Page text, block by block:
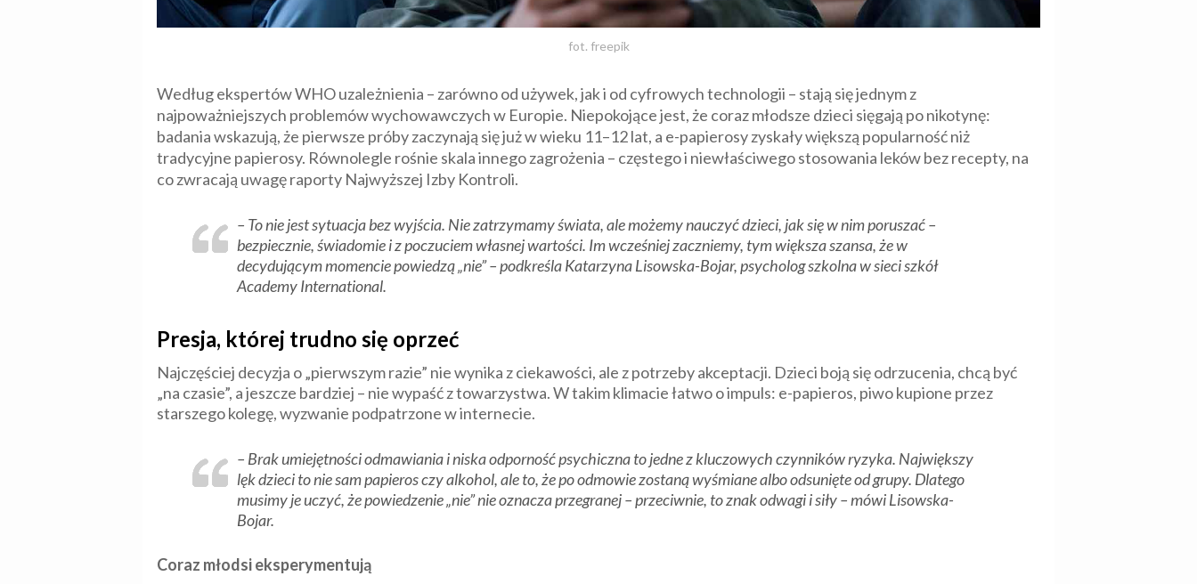
fot. freepik
Według ekspertów WHO uzależnienia – zarówno od używek, jak i od cyfrowych technologii – stają się jednym z
najpoważniejszych problemów wychowawczych w Europie. Niepokojące jest, że coraz młodsze dzieci sięgają po nikotynę:
badania wskazują, że pierwsze próby zaczynają się już w wieku 11–12 lat, a e-papierosy zyskały większą popularność niż
tradycyjne papierosy. Równolegle rośnie skala innego zagrożenia – częstego i niewłaściwego stosowania leków bez recepty, na
co zwracają uwagę raporty Najwyższej Izby Kontroli.
– To nie jest sytuacja bez wyjścia. Nie zatrzymamy świata, ale możemy nauczyć dzieci, jak się w nim poruszać –
bezpiecznie, świadomie i z poczuciem własnej wartości. Im wcześniej zaczniemy, tym większa szansa, że w
decydującym momencie powiedzą „nie” – podkreśla Katarzyna Lisowska-Bojar, psycholog szkolna w sieci szkół
Academy International.
Presja, której trudno się oprzeć
Najczęściej decyzja o „pierwszym razie” nie wynika z ciekawości, ale z potrzeby akceptacji. Dzieci boją się odrzucenia, chcą być
„na czasie”, a jeszcze bardziej – nie wypaść z towarzystwa. W takim klimacie łatwo o impuls: e-papieros, piwo kupione przez
starszego kolegę, wyzwanie podpatrzone w internecie.
– Brak umiejętności odmawiania i niska odporność psychiczna to jedne z kluczowych czynników ryzyka. Największy
lęk dzieci to nie sam papieros czy alkohol, ale to, że po odmowie zostaną wyśmiane albo odsunięte od grupy. Dlatego
musimy je uczyć, że powiedzenie „nie” nie oznacza przegranej – przeciwnie, to znak odwagi i siły– mówi Lisowska-
Bojar.
Coraz młodsi eksperymentują